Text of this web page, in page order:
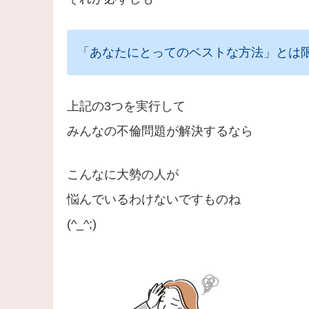
「あなたにとってのベストな方法」とは
上記の3つを実行して
みんなの不倫問題が解決するなら
こんなに大勢の人が
悩んでいるわけないですものね
(^_^;)